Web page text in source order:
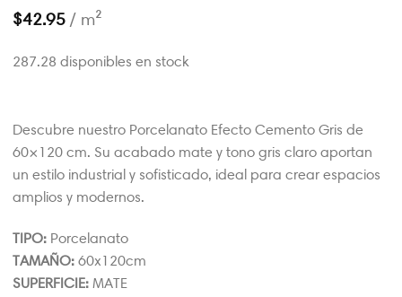
$42.95 / m²
287.28 disponibles en stock
Descubre nuestro Porcelanato Efecto Cemento Gris de
60×120 cm. Su acabado mate y tono gris claro aportan
un estilo industrial y sofisticado, ideal para crear espacios
amplios y modernos.
TIPO: Porcelanato
TAMAÑO: 60x120cm
SUPERFICIE: MATE